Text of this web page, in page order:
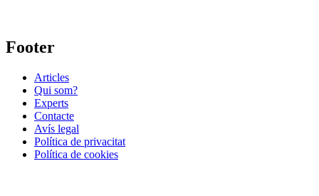
Footer
Articles
Qui som?
Experts
Contacte
Avís legal
Política de privacitat
Política de cookies